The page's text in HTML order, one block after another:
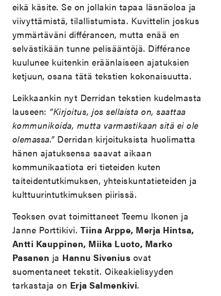
eikä käsite. Se on jollakin tapaa läsnäoloa ja
viivyttämistä, tilallistumista. Kuvittelin joskus
ymmärtäväni différancen, mutta enää en
selvästikään tunne pelisääntöjä. Différance
kuulunee kuitenkin eräänlaiseen ajatuksien
ketjuun, osana tätä tekstien kokonaisuutta.
Leikkaankin nyt Derridan tekstien kudelmasta
lauseen: ”Kirjoitus, jos sellaista on, saattaa
kommunikoida, mutta varmastikaan sitä ei ole
olemassa.”Derridan kirjoituksista huolimatta
hänen ajatuksensa saavat aikaan
kommunikaatiota eri tieteiden kuten
taiteidentutkimuksen, yhteiskuntatieteiden ja
kulttuurintutkimuksen piirissä.
Teoksen ovat toimittaneet Teemu Ikonen ja
Janne Porttikivi. Tiina Arppe, Merja Hintsa,
Antti Kauppinen, Miika Luoto, Marko
Pasanen ja Hannu Sivenius ovat
suomentaneet tekstit. Oikeakielisyyden
tarkastaja on Erja Salmenkivi.